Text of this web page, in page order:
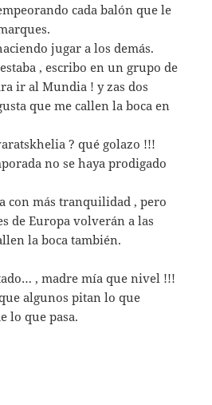
cada balón que le
jugar a los demás.
, escribo en un grupo de
ir al Mundia ! y zas dos
que me callen la boca en
? qué golazo !!!
no se haya prodigado
con más tranquilidad , pero
de Europa volverán a las
la boca también.
, madre mía que nivel !!!
algunos pitan lo que
lo que pasa.